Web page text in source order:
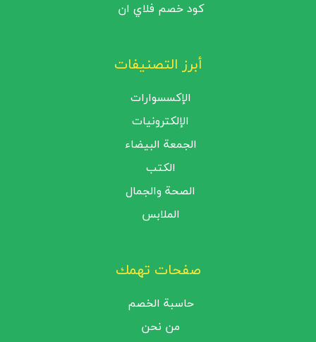
كود خصم فلاي ان
أبرز التصنيفات
الإكسسوارات
الإلكترونيات
الجمعة البيضاء
الكتب
الصحة والجمال
الملابس
صفحات تهمك
حاسبة الخصم
من نحن